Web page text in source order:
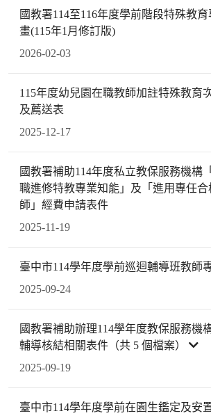
國教署114至116年度學前階段特殊教
畫(115年1月修訂版)
2026-02-03
115年度幼兒園在職教師加註特殊教育
及薦送表
2025-12-17
國教署補助114年度私立教保服務機構
職進修特教專業知能」及「進用專任
師」經費申請表件
2025-11-19
臺中市114學年度學前巡迴輔導班教師
2025-09-24
國教署補助辦理114學年度教保服務機
輔導核結相關表件（共 5 個檔案）
2025-09-19
臺中市114學年度學前在園生鑑定及安